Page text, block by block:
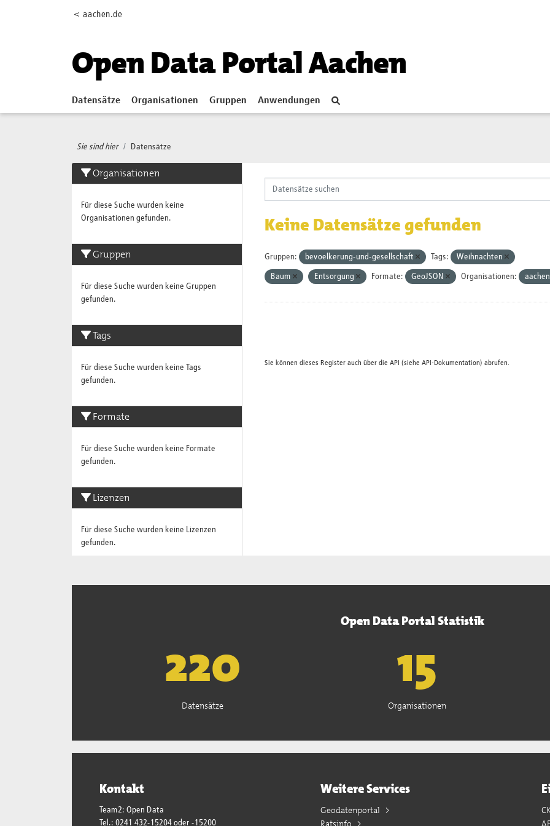
< aachen.de
Open Data Portal Aachen
Datensätze Organisationen Gruppen Anwendungen
Sie sind hier Datensätze
Organisationen
Für diese Suche wurden keine
Organisationen gefunden.
Gruppen
Für diese Suche wurden keine Gruppen
gefunden.
Tags
Für diese Suche wurden keine Tags
gefunden.
Formate
Für diese Suche wurden keine Formate
gefunden.
Lizenzen
Für diese Suche wurden keine Lizenzen
gefunden.
Keine Datensätze gefunden
Gruppen: bevoelkerung-und-gesellschaft Tags: Weihnachten
Baum Entsorgung Formate: GeoJSON Organisationen:
Sie können dieses Register auch über die API (siehe API-Dokumentation) abrufen.
Open Data Portal Statistik
222
Datensätze
15
Organisationen
Kontakt
Team2: Open Data
Tel.: 0241 432-15204 oder -15200
Weitere Services
Geodatenportal
Ratsinfo